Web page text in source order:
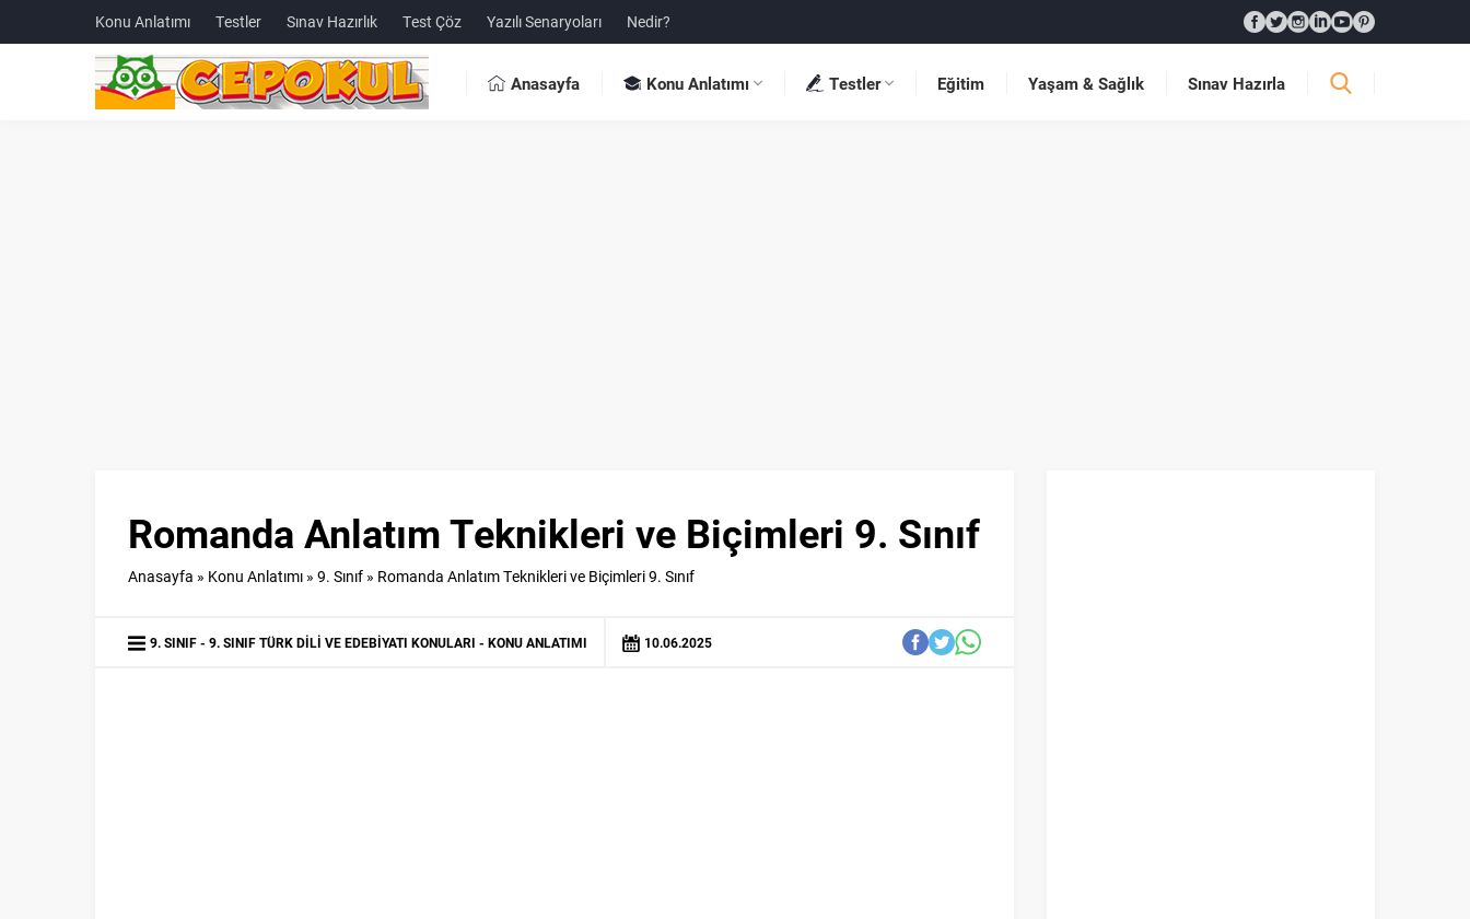
Konu Anlatımı Testler Sınav Hazırlık Test Çöz Yazılı Senaryoları Nedir?
Anasayfa Konu Anlatımı Testler Eğitim Yaşam & Sağlık Sınav Hazırla
Romanda Anlatım Teknikleri ve Biçimleri 9. Sınıf
Anasayfa » Konu Anlatımı » 9. Sınıf » Romanda Anlatım Teknikleri ve Biçimleri 9. Sınıf
9. SINIF 9. SINIF TÜRK DILI VE EDEBIYATI KONULARI KONU ANLATIMI 10.06.2025